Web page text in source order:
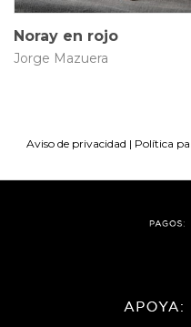
Noray en rojo
Jorge Mazuera
Aviso de privacidad | Política